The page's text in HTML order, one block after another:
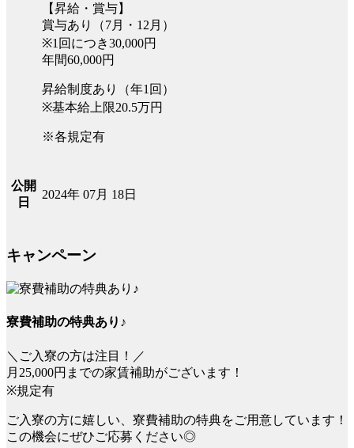
【昇給・賞与】
賞与あり（7月・12月）
※1回につき30,000円
年間60,000円
昇給制度あり（年1回）
※基本給上限20.5万円
※各規定有
公開
日
2024年 07月 18日
キャンペーン
寮費補助の特典あり♪
＼ご入寮の方は注目！／
月25,000円までの家賃補助がございます！
※規定有
ご入寮の方に嬉しい、寮費補助の特典をご用意しています！
この機会にぜひご応募ください◎